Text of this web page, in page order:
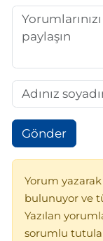
Gönder
Yorum yazarak
bulunuyor ve
Yazılan
sorumlu